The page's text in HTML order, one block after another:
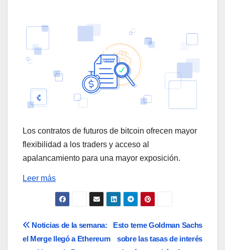
Los contratos de futuros de bitcoin ofrecen mayor
flexibilidad a los traders y acceso al
apalancamiento para una mayor exposición.
Leer más
Navegación
Esto teme Goldman Sachs
sobre las tasas de interés
Noticias de la semana:
el Merge llegó a Ethereum